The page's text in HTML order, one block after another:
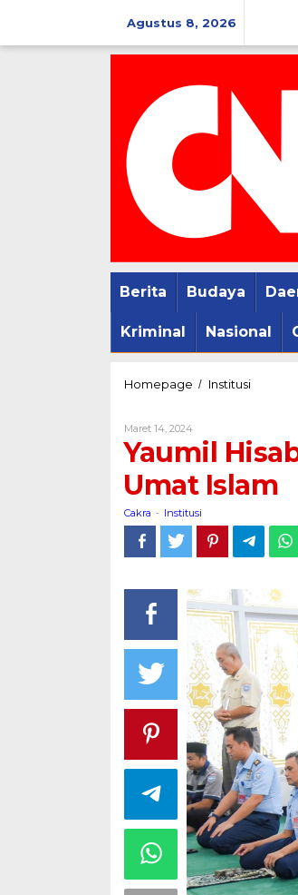
konten
Agustus 8, 2026
Berita Budaya
Kriminal Nasional
Homepage / InstitusiYaumil
Tiga
Hari
Harus
Umat
Islam
Maret 14, 2024Oleh
Cakra
Yaumil
Umat Islam
Cakra - Institusi